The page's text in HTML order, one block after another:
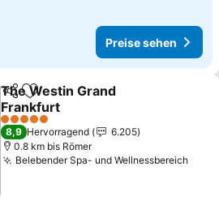
Preise sehen
TeilenZu Favoriten hinzufügen
The Westin Grand
Frankfurt
Preise sehen
5 Sterne
8,9 Hervorragend
6.205
0.8 km bis Römer
Belebender Spa- und Wellnessbereich